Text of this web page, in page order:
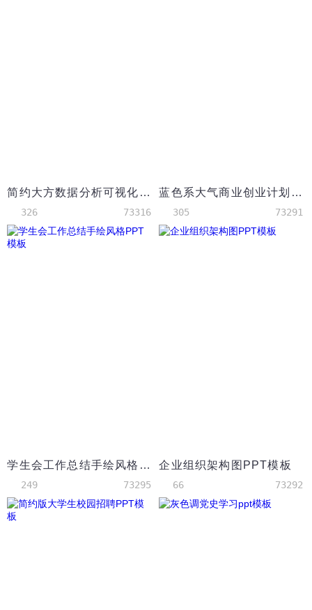
简约大方数据分析可视化PPT图表模板
326 73316
蓝色系大气商业创业计划书PPT模板
305 73291
学生会工作总结手绘风格PPT模板
249 73295
企业组织架构图PPT模板
66 73292